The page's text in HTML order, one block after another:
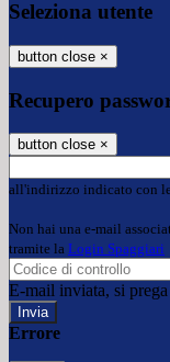
Seleziona utente
button close ×
Recupero
button close ×
all'indirizzo indicato con
Non hai una e-mail
tramite la Login Spaggiari
E-mail inviata, si
Errore